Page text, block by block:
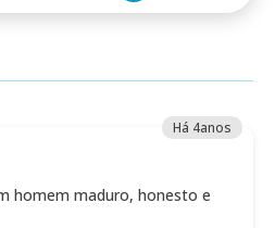
Há 4anos
homem maduro, honesto e